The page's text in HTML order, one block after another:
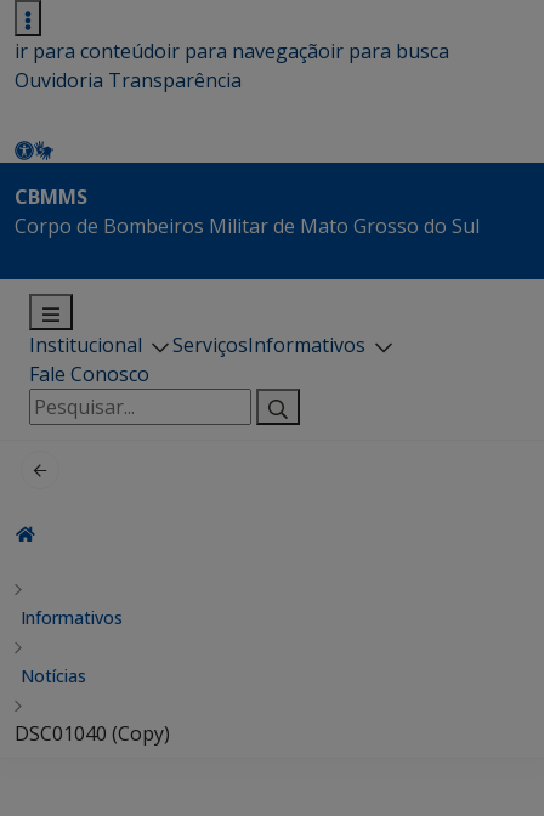
ir para conteúdoir para navegaçãoir para busca
Ouvidoria Transparência
CBMMS
Corpo de Bombeiros Militar de Mato Grosso do Sul
Institucional ServiçosInformativos
Fale Conosco
Pesquisar
por:
Informativos
Notícias
DSC01040 (Copy)